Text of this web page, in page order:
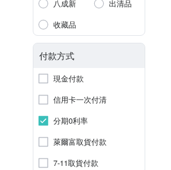
八成新
出清品
收藏品
付款方式
現金付款
信用卡一次付清
分期0利率
萊爾富取貨付款
7-11取貨付款